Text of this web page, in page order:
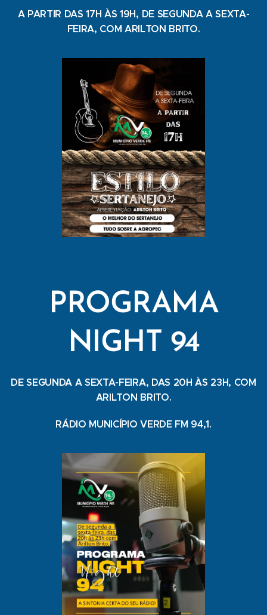
A PARTIR DAS 17H ÀS 19H, DE SEGUNDA A SEXTA-
FEIRA, COM ARILTON BRITO.
PROGRAMA
NIGHT 94
DE SEGUNDA A SEXTA-FEIRA, DAS 20H ÀS 23H, COM
ARILTON BRITO.
RÁDIO MUNICÍPIO VERDE FM 94,1.